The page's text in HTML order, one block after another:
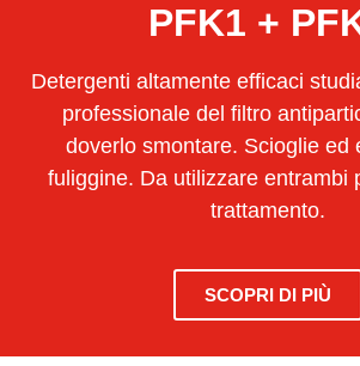
PFK1 +
Detergenti altamente efficaci
professionale del filtro
doverlo smontare. Scioglie ed
fuliggine. Da utilizzare entrambi
trattamento.
SCOPRI DI PIÙ